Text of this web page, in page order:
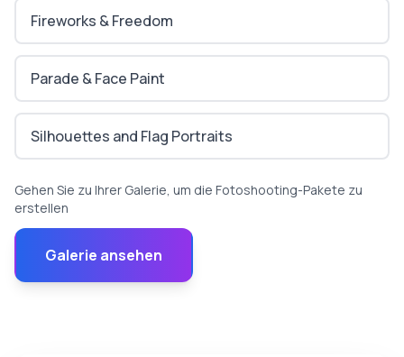
Fireworks & Freedom
Parade & Face Paint
Silhouettes and Flag Portraits
Gehen Sie zu Ihrer Galerie, um die Fotoshooting-Pakete zu
erstellen
Galerie ansehen